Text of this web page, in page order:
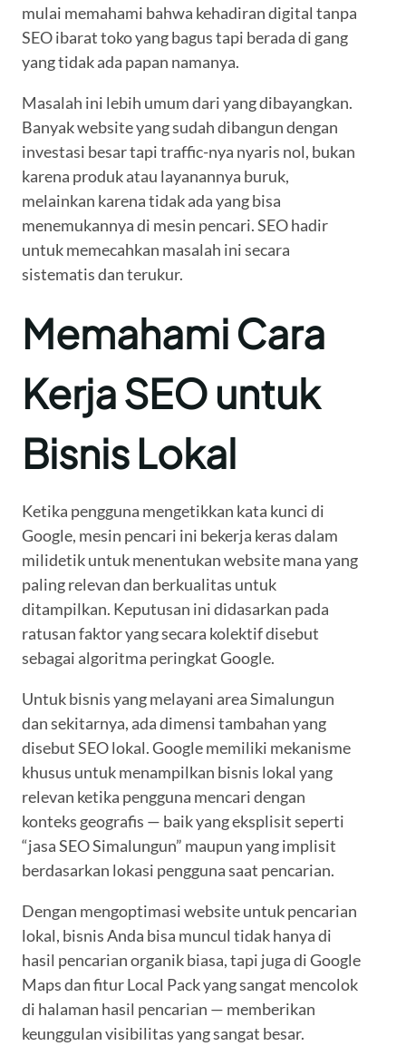
mulai memahami bahwa kehadiran digital tanpa
SEO ibarat toko yang bagus tapi berada di gang
yang tidak ada papan namanya.
Masalah ini lebih umum dari yang dibayangkan.
Banyak website yang sudah dibangun dengan
investasi besar tapi traffic-nya nyaris nol, bukan
karena produk atau layanannya buruk,
melainkan karena tidak ada yang bisa
menemukannya di mesin pencari. SEO hadir
untuk memecahkan masalah ini secara
sistematis dan terukur.
Memahami Cara
Kerja SEO untuk
Bisnis Lokal
Ketika pengguna mengetikkan kata kunci di
Google, mesin pencari ini bekerja keras dalam
milidetik untuk menentukan website mana yang
paling relevan dan berkualitas untuk
ditampilkan. Keputusan ini didasarkan pada
ratusan faktor yang secara kolektif disebut
sebagai algoritma peringkat Google.
Untuk bisnis yang melayani area Simalungun
dan sekitarnya, ada dimensi tambahan yang
disebut SEO lokal. Google memiliki mekanisme
khusus untuk menampilkan bisnis lokal yang
relevan ketika pengguna mencari dengan
konteks geografis — baik yang eksplisit seperti
“jasa SEO Simalungun” maupun yang implisit
berdasarkan lokasi pengguna saat pencarian.
Dengan mengoptimasi website untuk pencarian
lokal, bisnis Anda bisa muncul tidak hanya di
hasil pencarian organik biasa, tapi juga di Google
Maps dan fitur Local Pack yang sangat mencolok
di halaman hasil pencarian — memberikan
keunggulan visibilitas yang sangat besar.